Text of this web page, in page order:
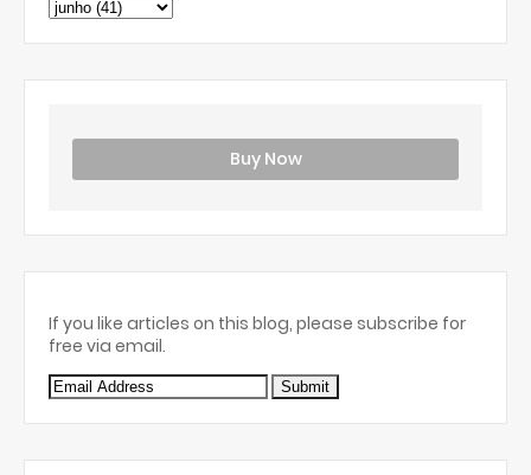
Buy Now
If you like articles on this blog, please subscribe for
free via email.